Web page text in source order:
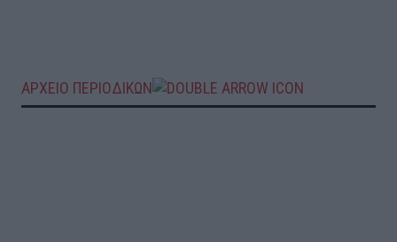
ΑΡΧΕΙΟ ΠΕΡΙΟΔΙΚΩΝ